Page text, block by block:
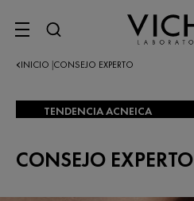
SITE MENU
INICIO CONSEJO EXPERTO
TENDENCIA ACNEICA
CONSEJO EXPERTO